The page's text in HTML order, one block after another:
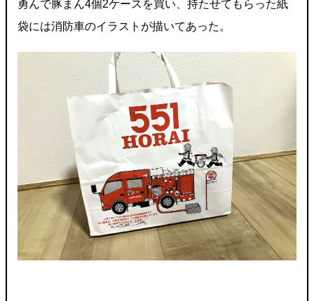
勇んで豚まん4個2ケースを買い、持たせてもらった紙
袋には消防車のイラストが描いてあった。